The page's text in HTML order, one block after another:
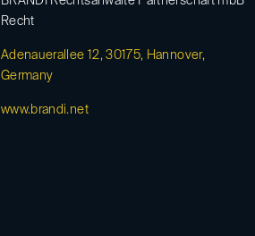
Recht
Adenauerallee 12, 30175, Hannover,
Germany
www.brandi.net